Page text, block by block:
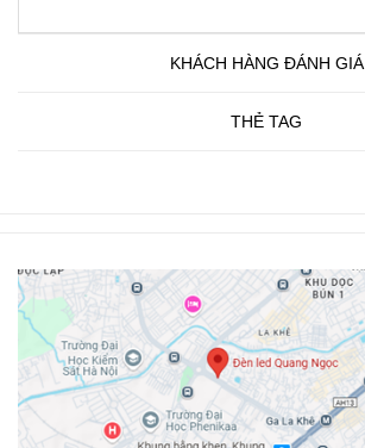
KHÁCH HÀNG ĐÁNH GIÁ
THẺ TAG